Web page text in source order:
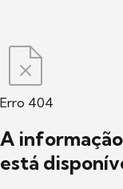
Erro 404
A
está